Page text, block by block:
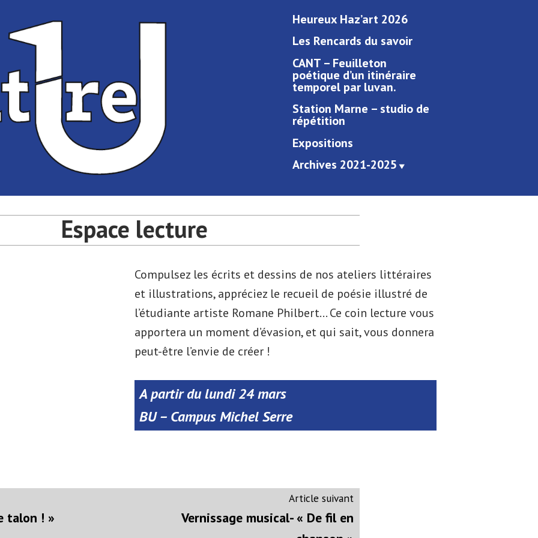
Bordeaux
Heureux Haz’art 2026
Les Rencards du savoir
CANT – Feuilleton
poétique d’un itinéraire
temporel par luvan.
Station Marne – studio de
répétition
Expositions
Archives 2021-2025
Espace lecture
Compulsez les écrits et dessins de nos ateliers littéraires
et illustrations, appréciez le recueil de poésie illustré de
l’étudiante artiste Romane Philbert… Ce coin lecture vous
apportera un moment d’évasion, et qui sait, vous donnera
peut-être l’envie de créer !
A partir du lundi 24 mars
BU – Campus Michel Serre
:
talon ! »
Article suivant
Vernissage musical- « De fil en